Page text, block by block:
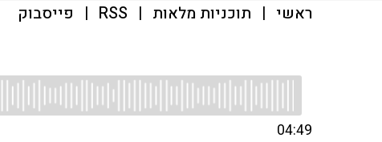
ראשי | תוכניות מלאות |
RSS
| פייסבוק
04:49